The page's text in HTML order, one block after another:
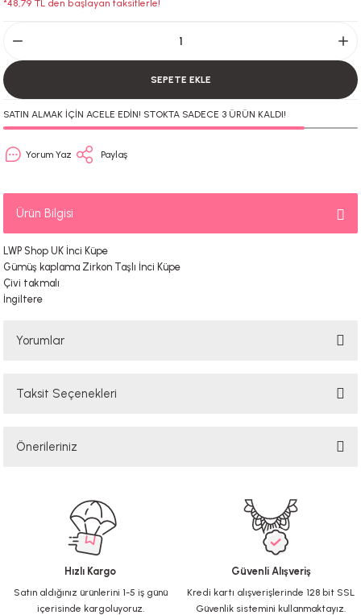
*48,79 TL den başlayan taksitlerle!
SEPETE EKLE
SATIN ALMAK İÇİN ACELE EDİN! STOKTA SADECE 3 ÜRÜN KALDI!
Yorum Yaz Paylaş
Ürün Bilgisi
LWP Shop UK İnci Küpe
Gümüş kaplama Zirkon Taşlı İnci Küpe
Çivi takmalı
İngiltere
Yorumlar
Taksit Seçenekleri
Önerileriniz
yetersiz gördüğünüz noktaları öneri formunu kullanarak tarafımıza
Görüş ve önerileriniz için teşekkür ederiz.
Ürün resmi kalitesiz, bozuk veya görüntülenemiyor.
Ürün açıklamasında eksik bilgiler bulunuyor.
Hızlı Kargo
Satın aldığınız ürünlerini 1-5 iş günü
içerisinde kargoluyoruz.
Güvenli Alışveriş
Kredi kartı alışverişlerinde 128 bit SSL
Güvenlik sistemini kullanmaktayız.